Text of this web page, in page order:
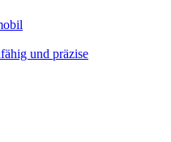
und präzise